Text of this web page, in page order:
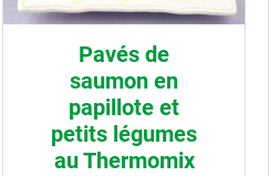
Pavés de
saumon en
papillote et
petits légumes
au Thermomix